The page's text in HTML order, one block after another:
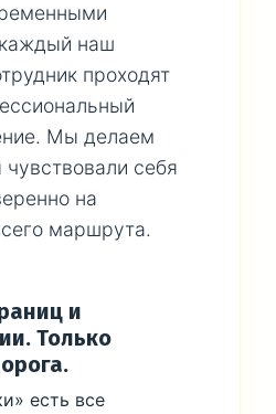
наш
проходят
Мы делаем
себя
на
маршрута.
и
Только
есть все